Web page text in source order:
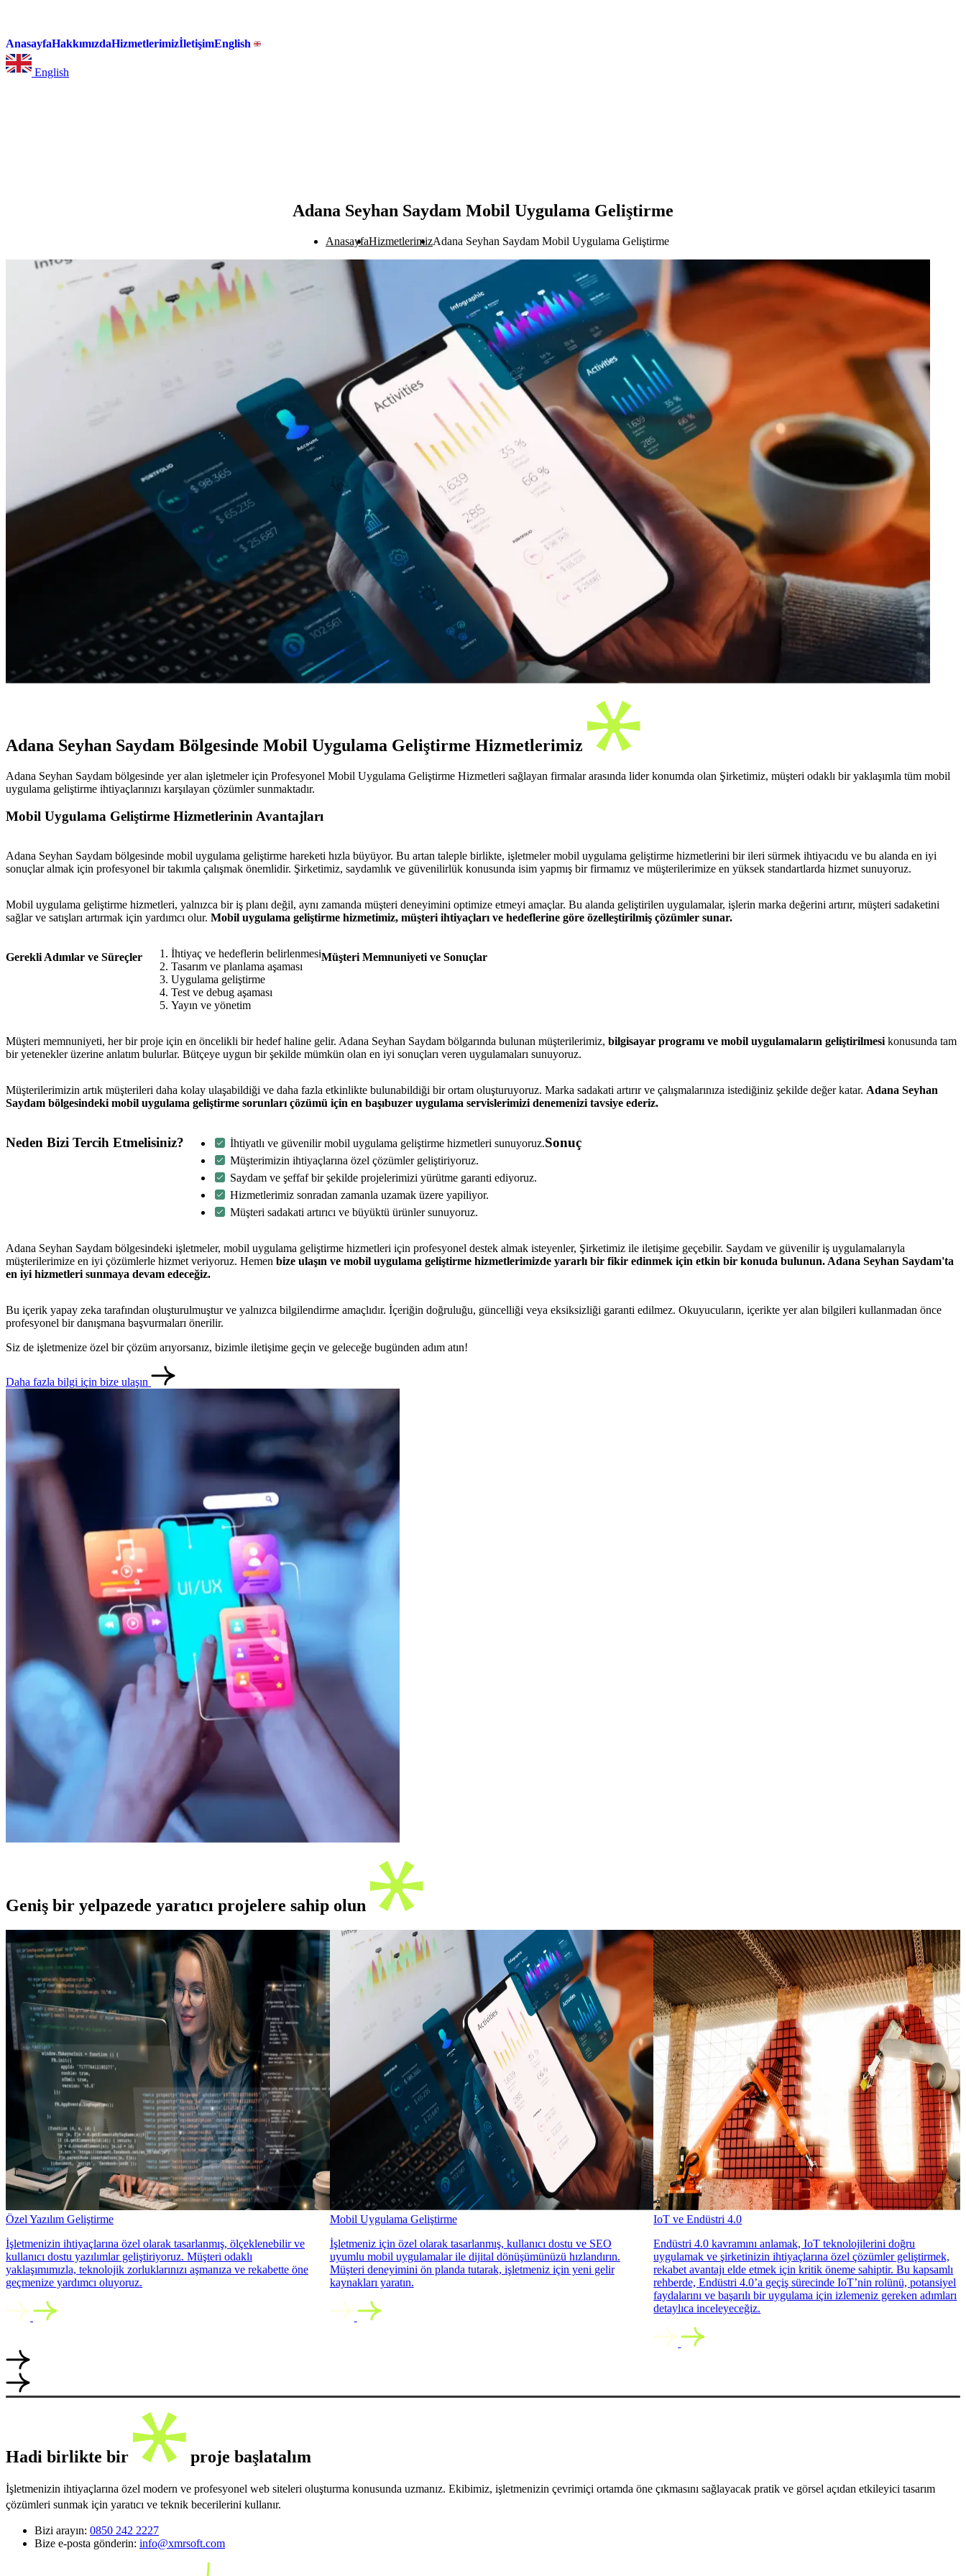
AnasayfaHakkımızdaHizmetlerimizİletişimEnglish
English
Adana Seyhan Saydam Mobil Uygulama Geliştirme
AnasayfaHizmetlerimizAdana Seyhan Saydam Mobil Uygulama Geliştirme
Adana Seyhan Saydam Bölgesinde Mobil Uygulama Geliştirme Hizmetlerimiz
Adana Seyhan Saydam bölgesinde yer alan işletmeler için Profesyonel Mobil Uygulama Geliştirme Hizmetleri sağlayan firmalar arasında lider konumda olan Şirketimiz, müşteri odaklı bir yaklaşımla tüm mobil
uygulama geliştirme ihtiyaçlarınızı karşılayan çözümler sunmaktadır.
Mobil Uygulama Geliştirme Hizmetlerinin Avantajları
Adana Seyhan Saydam bölgesinde mobil uygulama geliştirme hareketi hızla büyüyor. Bu artan taleple birlikte, işletmeler mobil uygulama geliştirme hizmetlerini bir ileri sürmek ihtiyacıdu ve bu alanda en iyi
sonuçlar almak için profesyonel bir takımla çalışmak önemlidir. Şirketimiz, saydamlık ve güvenilirlük konusunda isim yapmış bir firmamız ve müşterilerimize en yüksek standartlarda hizmet sunuyoruz.
Mobil uygulama geliştirme hizmetleri, yalnızca bir iş planı değil, aynı zamanda müşteri deneyimini optimize etmeyi amaçlar. Bu alanda geliştirilen uygulamalar, işlerin marka değerini artırır, müşteri sadaketini
sağlar ve satışları artırmak için yardımcı olur. Mobil uygulama geliştirme hizmetimiz, müşteri ihtiyaçları ve hedeflerine göre özelleştirilmiş çözümler sunar.
Gerekli Adımlar ve Süreçler
İhtiyaç ve hedeflerin belirlenmesi
Tasarım ve planlama aşaması
Uygulama geliştirme
Test ve debug aşaması
Yayın ve yönetim
Müşteri Memnuniyeti ve Sonuçlar
Müşteri memnuniyeti, her bir proje için en öncelikli bir hedef haline gelir. Adana Seyhan Saydam bölgarında bulunan müşterilerimiz, bilgisayar programı ve mobil uygulamaların geliştirilmesi konusunda tam
bir yetenekler üzerine anlatım bulurlar. Bütçeye uygun bir şekilde mümkün olan en iyi sonuçları veren uygulamaları sunuyoruz.
Müşterilerimizin artık müşterileri daha kolay ulaşabildiği ve daha fazla etkinlikte bulunabildiği bir ortam oluşturuyoruz. Marka sadakati artırır ve çalışmalarınıza istediğiniz şekilde değer katar. Adana Seyhan
Saydam bölgesindeki mobil uygulama geliştirme sorunları çözümü için en başıbuzer uygulama servislerimizi denemenizi tavsiye ederiz.
Neden Bizi Tercih Etmelisiniz?
İhtiyatlı ve güvenilir mobil uygulama geliştirme hizmetleri sunuyoruz.
Müşterimizin ihtiyaçlarına özel çözümler geliştiriyoruz.
Saydam ve şeffaf bir şekilde projelerimizi yürütme garanti ediyoruz.
Hizmetlerimiz sonradan zamanla uzamak üzere yapiliyor.
Müşteri sadakati artırıcı ve büyüktü ürünler sunuyoruz.
Sonuç
Adana Seyhan Saydam bölgesindeki işletmeler, mobil uygulama geliştirme hizmetleri için profesyonel destek almak isteyenler, Şirketimiz ile iletişime geçebilir. Saydam ve güvenilir iş uygulamalarıyla
müşterilerimize en iyi çözümlerle hizmet veriyoruz. Hemen bize ulaşın ve mobil uygulama geliştirme hizmetlerimizde yararlı bir fikir edinmek için etkin bir konuda bulunun. Adana Seyhan Saydam'ta
en iyi hizmetleri sunmaya devam edeceğiz.
Bu içerik yapay zeka tarafından oluşturulmuştur ve yalnızca bilgilendirme amaçlıdır. İçeriğin doğruluğu, güncelliği veya eksiksizliği garanti edilmez. Okuyucuların, içerikte yer alan bilgileri kullanmadan önce
profesyonel bir danışmana başvurmaları önerilir.
Siz de işletmenize özel bir çözüm arıyorsanız, bizimle iletişime geçin ve geleceğe bugünden adım atın!
Daha fazla bilgi için bize ulaşın
Geniş bir yelpazede yaratıcı projelere sahip olun
Özel Yazılım Geliştirme
İşletmenizin ihtiyaçlarına özel olarak tasarlanmış, ölçeklenebilir ve
kullanıcı dostu yazılımlar geliştiriyoruz. Müşteri odaklı
yaklaşımımızla, teknolojik zorluklarınızı aşmanıza ve rekabette öne
geçmenize yardımcı oluyoruz.
Mobil Uygulama Geliştirme
İşletmeniz için özel olarak tasarlanmış, kullanıcı dostu ve SEO
uyumlu mobil uygulamalar ile dijital dönüşümünüzü hızlandırın.
Müşteri deneyimini ön planda tutarak, işletmeniz için yeni gelir
kaynakları yaratın.
IoT ve Endüstri 4.0
Endüstri 4.0 kavramını anlamak, IoT teknolojilerini doğru
uygulamak ve şirketinizin ihtiyaçlarına özel çözümler geliştirmek,
rekabet avantajı elde etmek için kritik öneme sahiptir. Bu kapsamlı
rehberde, Endüstri 4.0’a geçiş sürecinde IoT’nin rolünü, potansiyel
faydalarını ve başarılı bir uygulama için izlemeniz gereken adımları
detaylıca inceleyeceğiz.
Hadi birlikte bir proje başlatalım
İşletmenizin ihtiyaçlarına özel modern ve profesyonel web siteleri oluşturma konusunda uzmanız. Ekibimiz, işletmenizin çevrimiçi ortamda öne çıkmasını sağlayacak pratik ve görsel açıdan etkileyici tasarım
çözümleri sunmak için yaratıcı ve teknik becerilerini kullanır.
Bizi arayın: 0850 242 2227
Bize e-posta gönderin: info@xmrsoft.com